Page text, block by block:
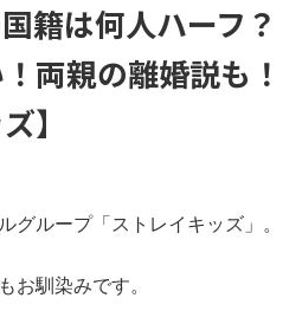
籍は何人ハーフ？
両親の離婚説も！
】
グループ「ストレイキッズ」。
お馴染みです。